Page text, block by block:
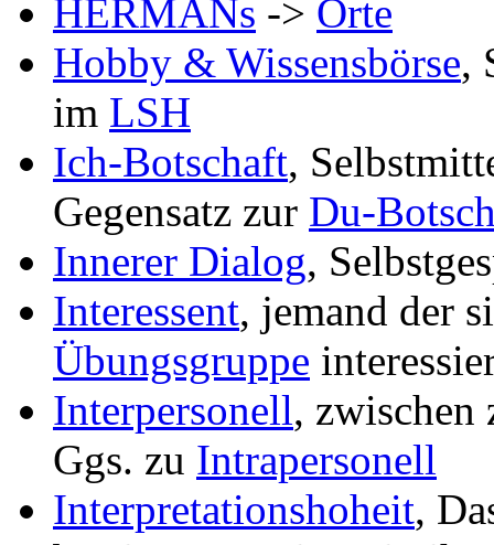
HERMANs -> Orte
Hobby & Wissensbörse,
im LSH
Ich-Botschaft,
Gegensatz zur Du-
Innerer Dialog,
Interessent, jemand der
Übungsgruppe
Interpersonell, zwischen
Ggs. zu Intrapersonell
Interpretationshoheit,